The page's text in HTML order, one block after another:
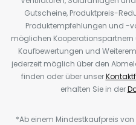
Gutscheine, Produktpreis-
Produktempfehlungen und -
möglichen
Kaufbewertungen und
jederzeit möglich über den
finden oder über unser
erhalten Sie in der
*Ab einem Mindestkaufpreis